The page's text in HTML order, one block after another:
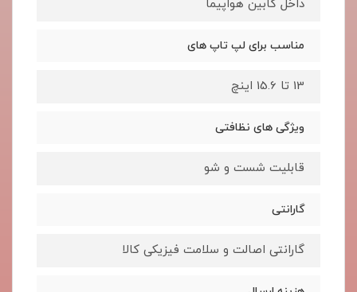
داخل کابین هواپیما
مناسب برای لپ تاپ های
13 تا 15.6 اینچ
ویژگی های نظافتی
قابلیت شست و شو
گارانتی
گارانتی اصالت و سلامت فیزیکی کالا